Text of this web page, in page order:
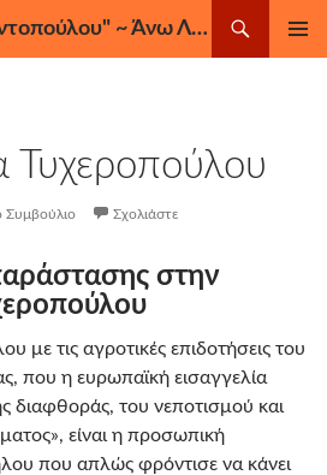
ΣΕΠΕ "Ηρώ Κωνσταντοπούλου" ~ Άνω Λιόσια, Ζεφύρι, Φυλή
Συμβούλιο Σχολιάστε
στην
με τις αγροτικές επιδοτήσεις του
η ευρωπαϊκή εισαγγελία
διαφθοράς, του νεποτισμού και
είναι η προσωπική
που απλώς φρόντισε να κάνει